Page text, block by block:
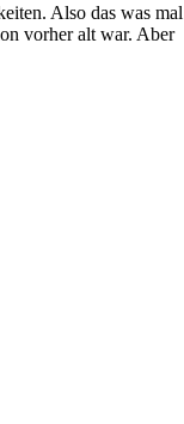
Also das was mal
vorher alt war. Aber